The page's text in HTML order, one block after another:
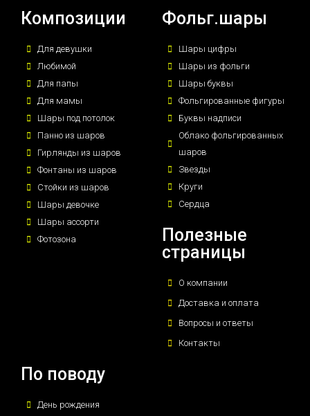
Композиции
Для девушки
Любимой
Для папы
Для мамы
Шары под потолок
Панно из шаров
Гирлянды из шаров
Фонтаны из шаров
Стойки из шаров
Шары девочке
Шары ассорти
Фотозона
Фольг.шары
Шары цифры
Шары из фольги
Шары буквы
Фольгированные фигуры
Буквы надписи
Облако фольгированных
шаров
Звезды
Круги
Сердца
Полезные
страницы
О компании
Доставка и оплата
Вопросы и ответы
Контакты
По поводу
День рождения